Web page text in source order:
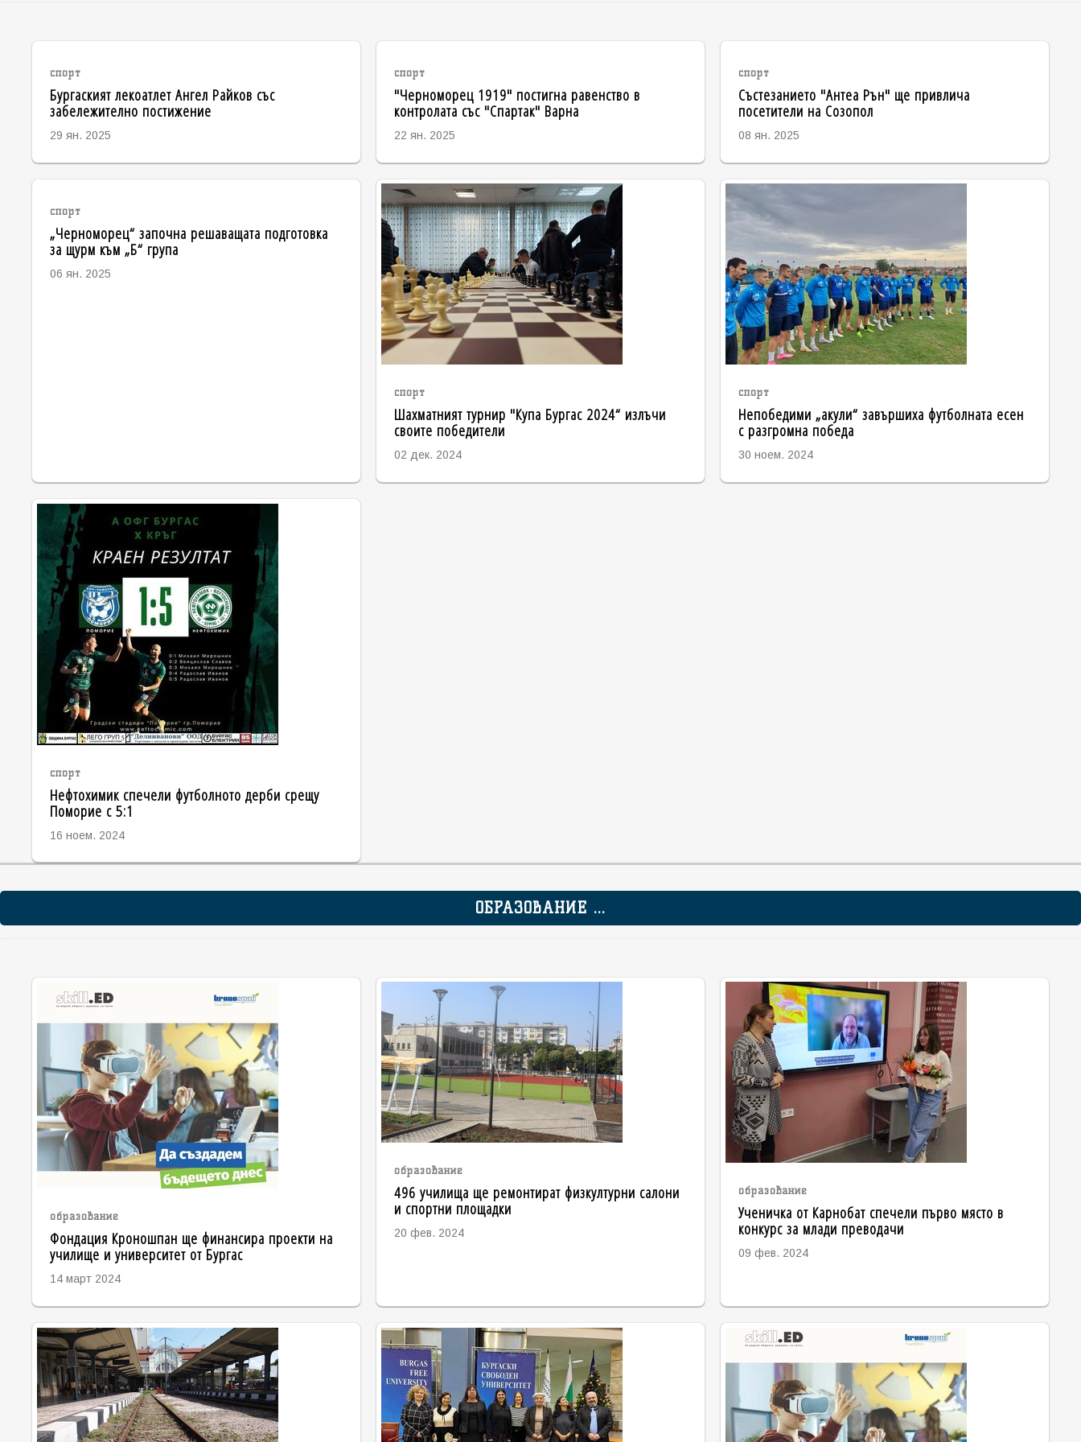
спорт
Бургаският лекоатлет Ангел Райков със
забележително постижение
29 ян. 2025
спорт
"Черноморец 1919" постигна равенство в
контролата със "Спартак" Варна
22 ян. 2025
спорт
Състезанието "Антеа Рън" ще привлича
посетители на Созопол
08 ян. 2025
спорт
„Черноморец“ започна решаващата подготовка
за щурм към „Б“ група
06 ян. 2025
спорт
Шахматният турнир "Купа Бургас 2024“ излъчи
своите победители
02 дек. 2024
спорт
Непобедими „акули“ завършиха футболната есен
с разгромна победа
30 ноем. 2024
спорт
Нефтохимик спечели футболното дерби срещу
Поморие с 5:1
16 ноем. 2024
ОБРАЗОВАНИЕ ...
образование
Фондация Кроношпан ще финансира проекти на
училище и университет от Бургас
14 март 2024
образование
496 училища ще ремонтират физкултурни салони
и спортни площадки
20 фев. 2024
образование
Ученичка от Карнобат спечели първо място в
конкурс за млади преводачи
09 фев. 2024